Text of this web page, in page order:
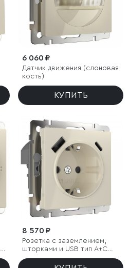
6 060 ₽
Датчик движения (слоновая
кость)
КУПИТЬ
8 570 ₽
Розетка с заземлением,
шторками и USB тип A+C
(слоновая кость)